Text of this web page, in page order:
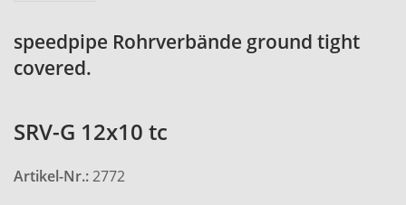
speedpipe Rohrverbände ground tight
covered.
SRV-G 12x10 tc
Artikel-Nr.: 2772